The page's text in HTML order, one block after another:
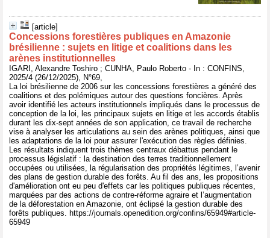
[article]
Concessions forestières publiques en Amazonie
brésilienne : sujets en litige et coalitions dans les
arènes institutionnelles
IGARI, Alexandre Toshiro ; CUNHA, Paulo Roberto - In : CONFINS,
2025/4 (26/12/2025), N°69,
La loi brésilienne de 2006 sur les concessions forestières a généré des
coalitions et des polémiques autour des questions foncières. Après
avoir identifié les acteurs institutionnels impliqués dans le processus de
conception de la loi, les principaux sujets en litige et les accords établis
durant les dix-sept années de son application, ce travail de recherche
vise à analyser les articulations au sein des arènes politiques, ainsi que
les adaptations de la loi pour assurer l'exécution des règles définies.
Les résultats indiquent trois thèmes centraux débattus pendant le
processus législatif : la destination des terres traditionnellement
occupées ou utilisées, la régularisation des propriétés légitimes, l’avenir
des plans de gestion durable des forêts. Au fil des ans, les propositions
d'amélioration ont eu peu d'effets car les politiques publiques récentes,
marquées par des actions de contre-réforme agraire et l’augmentation
de la déforestation en Amazonie, ont éclipsé la gestion durable des
forêts publiques. https://journals.openedition.org/confins/65949#article-
65949